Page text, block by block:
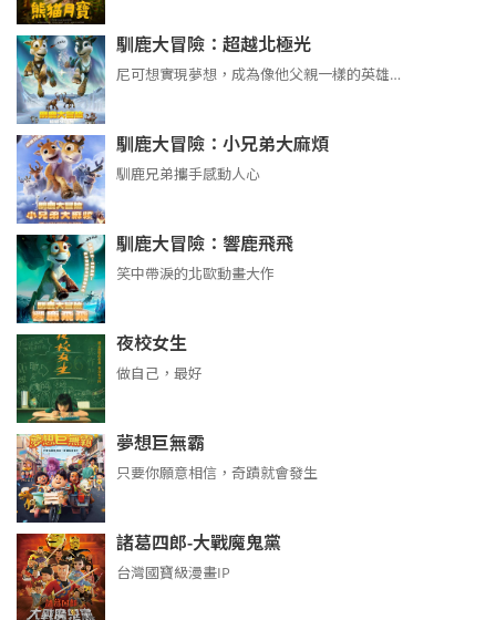
馴鹿大冒險：超越北極光
尼可想實現夢想，成為像他父親一樣的英雄…
馴鹿大冒險：小兄弟大麻煩
馴鹿兄弟攜手感動人心
馴鹿大冒險：響鹿飛飛
笑中帶淚的北歐動畫大作
夜校女生
做自己，最好
夢想巨無霸
只要你願意相信，奇蹟就會發生
諸葛四郎-大戰魔鬼黨
台灣國寶級漫畫IP